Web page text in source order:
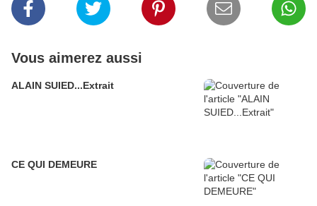
Vous aimerez aussi
ALAIN SUIED...Extrait
CE QUI DEMEURE